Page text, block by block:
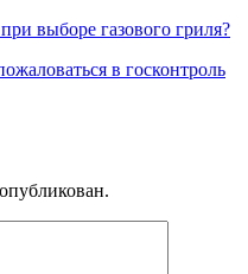
выборе газового гриля?
в госконтроль